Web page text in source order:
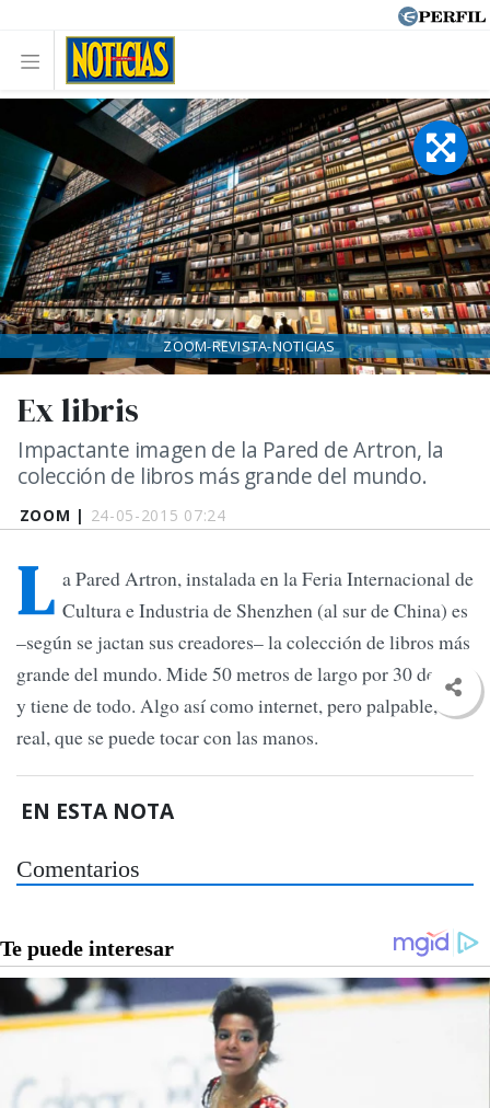
ZOOM | 24-05-2015 07:24
Ex libris
Impactante imagen de la Pared de Artron, la
colección de libros más grande del mundo.
ZOOM-REVISTA-NOTICIAS
L a Pared Artron, instalada en la Feria Internacional de
Cultura e Industria de Shenzhen (al sur de China) es
–según se jactan sus creadores– la colección de libros más
grande del mundo. Mide 50 metros de largo por 30 de alto
y tiene de todo. Algo así como internet, pero palpable,
real, que se puede tocar con las manos.
EN ESTA NOTA
Comentarios